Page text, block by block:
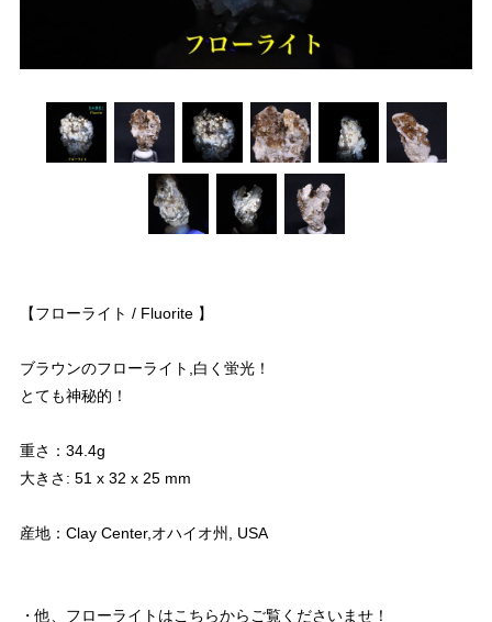
【フローライト / Fluorite 】
ブラウンのフローライト,白く蛍光！
とても神秘的！
重さ：34.4g
大きさ: 51 x 32 x 25 mm
産地：Clay Center,オハイオ州, USA
・他、フローライトはこちらからご覧くださいませ！